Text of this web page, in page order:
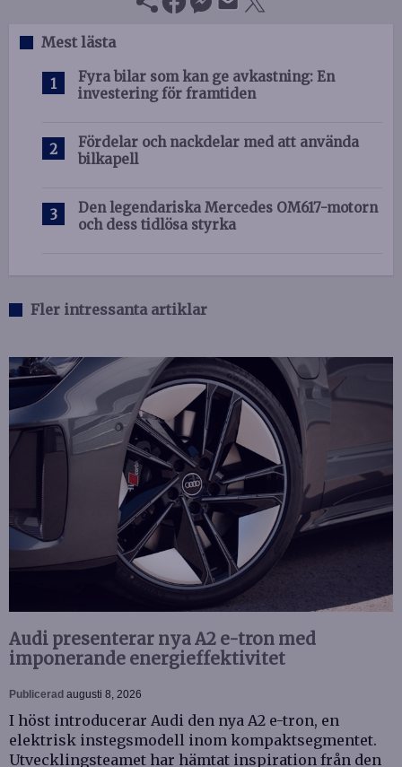
Mest lästa
Fyra bilar som kan ge avkastning: En
investering för framtiden
Fördelar och nackdelar med att använda
bilkapell
Den legendariska Mercedes OM617-motorn
och dess tidlösa styrka
Fler intressanta artiklar
Audi presenterar nya A2 e-tron med
imponerande energieffektivitet
Publicerad augusti 8, 2026
I höst introducerar Audi den nya A2 e-tron, en
elektrisk instegsmodell inom kompaktsegmentet.
Utvecklingsteamet har hämtat inspiration från den